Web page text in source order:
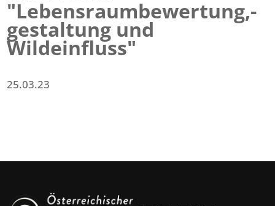
"Lebensraumbewertung,-
gestaltung und
Wildeinfluss"
25.03.23